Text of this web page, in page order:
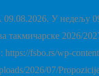
У недељу
2026/
fsbo.rs/wp-content/
2026/07/